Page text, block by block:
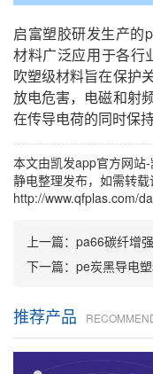
启富塑胶研发生产的
材料广泛应用于各行
吹塑级材料旨在保护
放电危害，电磁和射
在传导电荷的同时保
本文由凯发app官方网站
静电整理发布，如需转载
http://www.qfplas.com/
上一篇： pa66碳纤增
下一篇： pe炭黑导电
推荐产品